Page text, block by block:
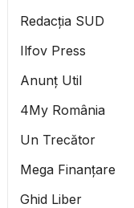
Redacția SUD
Ilfov Press
Anunț Util
4My România
Un Trecător
Mega Finanțare
Ghid Liber